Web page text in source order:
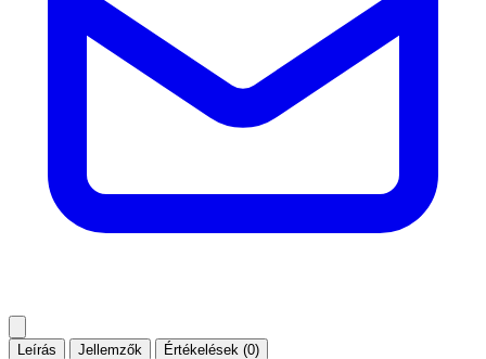
Leírás Jellemzők Értékelések (0)